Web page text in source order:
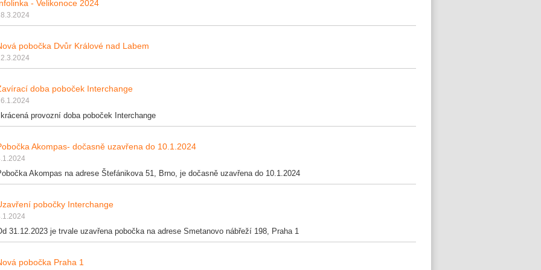
- Velikonoce 2024
pobočka Dvůr Králové nad Labem
doba poboček Interchange
provozní doba poboček Interchange
Akompas- dočasně uzavřena do 10.1.2024
Akompas na adrese Štefánikova 51, Brno, je dočasně uzavřena do 10.1.2024
pobočky Interchange
31.12.2023 je trvale uzavřena pobočka na adrese Smetanovo nábřeží 198, Praha 1
pobočka Praha 1